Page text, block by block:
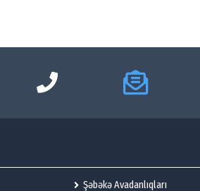
Şəbəkə Avadanlıqları